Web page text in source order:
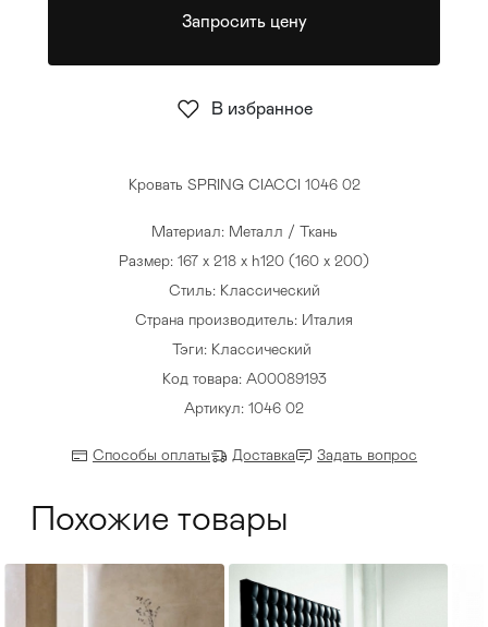
Кровать SPRING CIACCI 1046 02
Материал: Металл / Ткань
Размер: 167 x 218 x h120 (160 x 200)
Стиль: Классический
Страна производитель: Италия
Тэги: Классический
Код товара: A00089193
Артикул: 1046 02
Способы оплаты Доставка Задать вопрос
Запросить цену
В избранное
Похожие товары